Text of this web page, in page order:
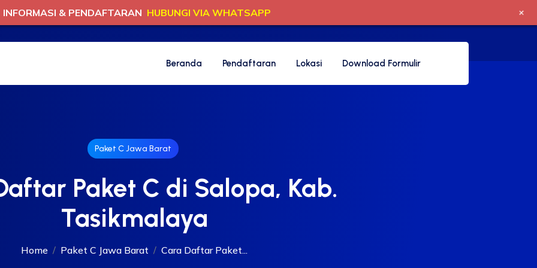
Beranda Pendaftaran Lokasi Download Formulir
Paket C Jawa Barat
Paket C di Salopa, Kab.
Tasikmalaya
Home Paket C Jawa Barat Cara Daftar Paket...
INFORMASI & PENDAFTARAN HUBUNGI VIA WHATSAPP +